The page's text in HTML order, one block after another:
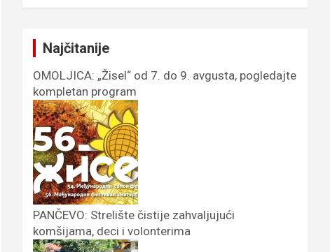
Najčitanije
OMOLJICA: „Žisel“ od 7. do 9. avgusta, pogledajte
kompletan program
PANČEVO: Strelište čistije zahvaljujući
komšijama, deci i volonterima